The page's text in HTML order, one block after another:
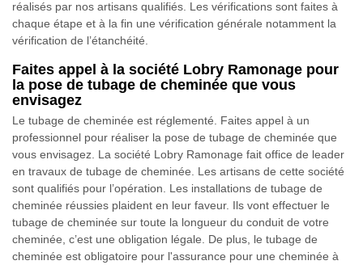
réalisés par nos artisans qualifiés. Les vérifications sont faites à
chaque étape et à la fin une vérification générale notamment la
vérification de l’étanchéité.
Faites appel à la société Lobry Ramonage pour
la pose de tubage de cheminée que vous
envisagez
Le tubage de cheminée est réglementé. Faites appel à un
professionnel pour réaliser la pose de tubage de cheminée que
vous envisagez. La société Lobry Ramonage fait office de leader
en travaux de tubage de cheminée. Les artisans de cette société
sont qualifiés pour l’opération. Les installations de tubage de
cheminée réussies plaident en leur faveur. Ils vont effectuer le
tubage de cheminée sur toute la longueur du conduit de votre
cheminée, c’est une obligation légale. De plus, le tubage de
cheminée est obligatoire pour l'assurance pour une cheminée à